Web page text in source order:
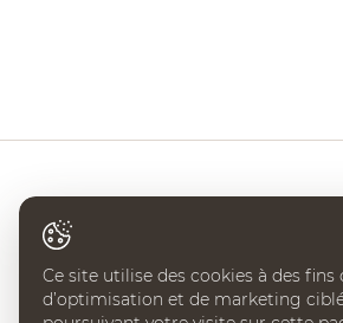
Ce site utilise des cookies à des fins
d’optimisation et de marketing